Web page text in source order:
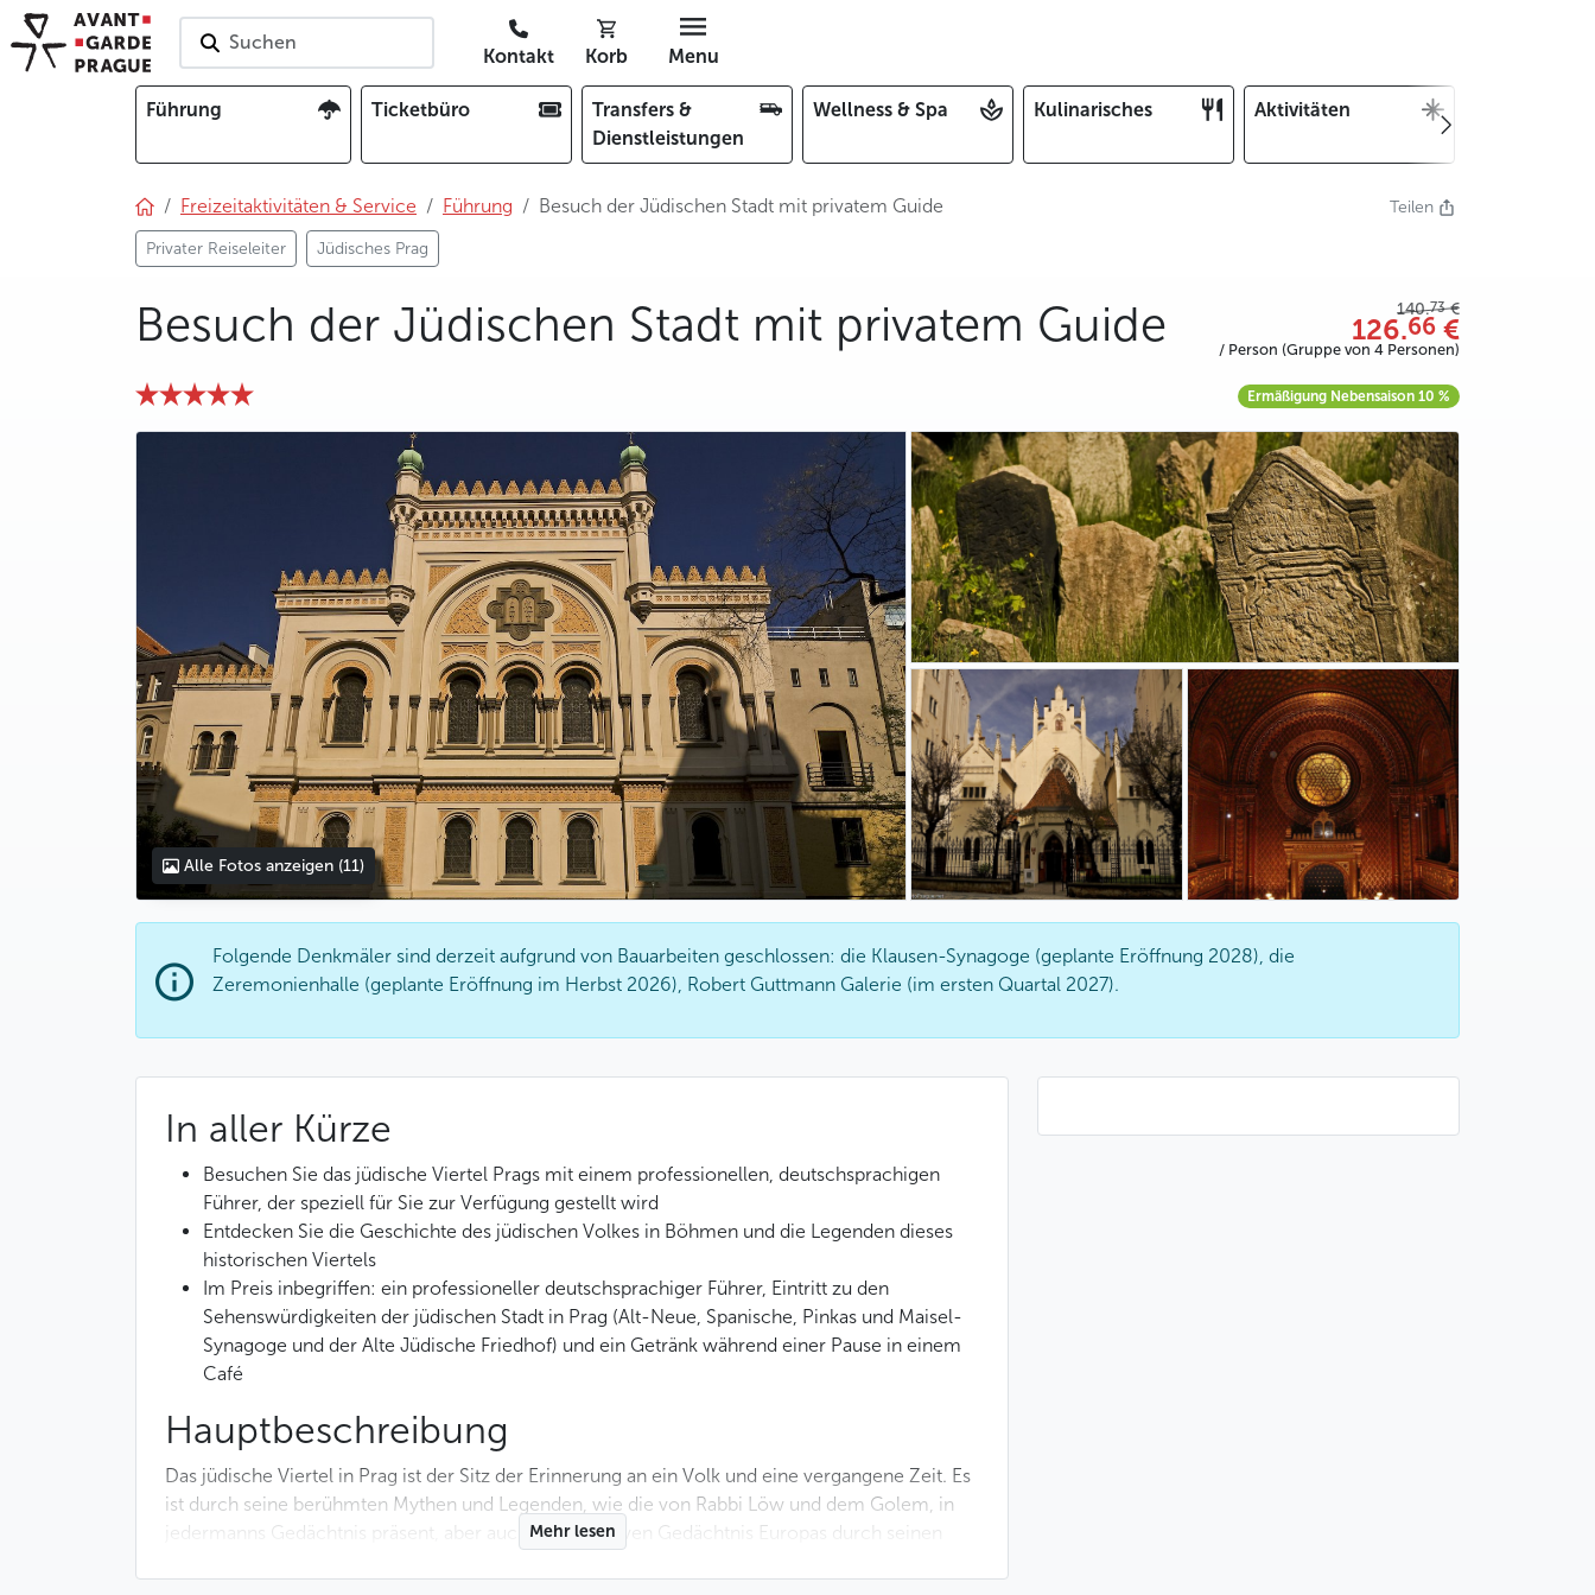
Suchen
Kontakt Korb Menu
Führung Ticketbüro
Transfers &
Dienstleistungen
Wellness & Spa Kulinarisches Aktivitäten
Freizeitaktivitäten & Service Führung Besuch der Jüdischen Stadt mit privatem Guide
Privater Reiseleiter Jüdisches Prag
Teilen
Besuch der Jüdischen Stadt mit privatem Guide 140.73€
126.66 €
/ Person (Gruppe von 4 Personen)
Ermäßigung Nebensaison 10 %
photo 5
photo 6
photo 7
photo 8
photo 9
photo 10
photo 11
Alle Fotos anzeigen (11)
Folgende Denkmäler sind derzeit aufgrund von Bauarbeiten geschlossen: die Klausen-Synagoge (geplante Eröffnung 2028), die
Zeremonienhalle (geplante Eröffnung im Herbst 2026), Robert Guttmann Galerie (im ersten Quartal 2027).
In aller Kürze
Besuchen Sie das jüdische Viertel Prags mit einem professionellen, deutschsprachigen
Führer, der speziell für Sie zur Verfügung gestellt wird
Entdecken Sie die Geschichte des jüdischen Volkes in Böhmen und die Legenden dieses
historischen Viertels
Im Preis inbegriffen: ein professioneller deutschsprachiger Führer, Eintritt zu den
Sehenswürdigkeiten der jüdischen Stadt in Prag (Alt-Neue, Spanische, Pinkas und Maisel-
Synagoge und der Alte Jüdische Friedhof) und ein Getränk während einer Pause in einem
Café
Hauptbeschreibung
Das jüdische Viertel in Prag ist der Sitz der Erinnerung an ein Volk und eine vergangene Zeit. Es
ist durch seine berühmten Mythen und Legenden, wie die von Rabbi Löw und dem Golem, in
jedermanns Gedächtnis präsent, aber auch im kollektiven Gedächtnis Europas durch seinen
Mehr lesen